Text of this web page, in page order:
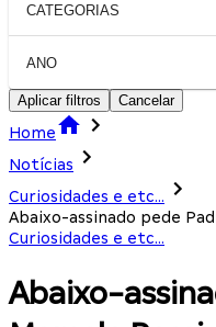
CATEGORIAS
ANO
Aplicar filtros Cancelar
Home
Notícias
Curiosidades e etc...
Abaixo-assinado pede
Curiosidades e etc...
Abaixo-